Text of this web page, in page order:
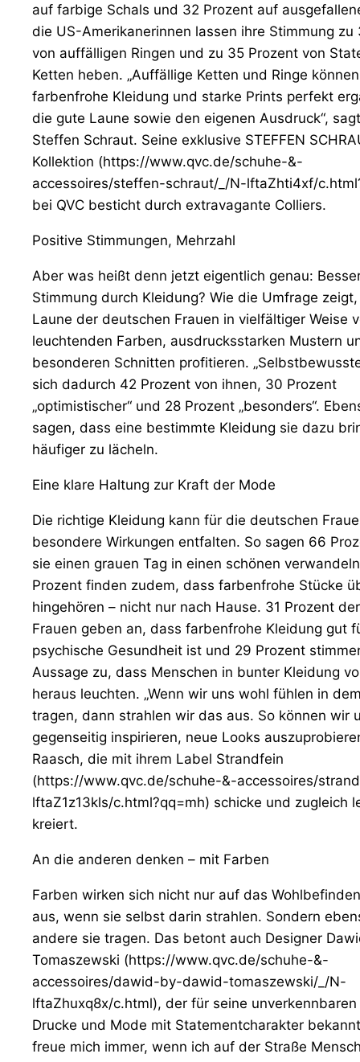
auf farbige Schals und 32 Prozent auf
die US-Amerikanerinnen lassen ihre Stimmung zu
von auffälligen Ringen und zu 35 Prozent von
Ketten heben. „Auffällige Ketten und Ringe können
farbenfrohe Kleidung und starke Prints perfekt
die gute Laune sowie den eigenen Ausdruck“,
Steffen Schraut. Seine exklusive STEFFEN
Kollektion (https://www.qvc.de/schuhe-&-
accessoires/steffen-schraut/_/N-lftaZhti4xf/
bei QVC besticht durch extravagante Colliers.
Positive Stimmungen, Mehrzahl
Aber was heißt denn jetzt eigentlich genau:
Stimmung durch Kleidung? Wie die Umfrage
Laune der deutschen Frauen in vielfältiger Weise
leuchtenden Farben, ausdrucksstarken Mustern
besonderen Schnitten profitieren.
sich dadurch 42 Prozent von ihnen, 30 Prozent
„optimistischer“ und 28 Prozent „besonders“.
sagen, dass eine bestimmte Kleidung sie dazu
häufiger zu lächeln.
Eine klare Haltung zur Kraft der Mode
Die richtige Kleidung kann für die deutschen
besondere Wirkungen entfalten. So sagen 66
sie einen grauen Tag in einen schönen
Prozent finden zudem, dass farbenfrohe Stücke
hingehören – nicht nur nach Hause. 31 Prozent
Frauen geben an, dass farbenfrohe Kleidung gut
psychische Gesundheit ist und 29 Prozent
Aussage zu, dass Menschen in bunter Kleidung
heraus leuchten. „Wenn wir uns wohl fühlen in
tragen, dann strahlen wir das aus. So können wir
gegenseitig inspirieren, neue Looks
Raasch, die mit ihrem Label Strandfein
(https://www.qvc.de/schuhe-&-accessoires/
lftaZ1z13kls/c.html?qq=mh) schicke und zugleich
kreiert.
An die anderen denken – mit Farben
Farben wirken sich nicht nur auf das
aus, wenn sie selbst darin strahlen. Sondern
andere sie tragen. Das betont auch Designer
Tomaszewski (https://www.qvc.de/schuhe-&-
accessoires/dawid-by-dawid-tomaszewski/_/N-
lftaZhuxq8x/c.html), der für seine
Drucke und Mode mit Statementcharakter
freue mich immer, wenn ich auf der Straße